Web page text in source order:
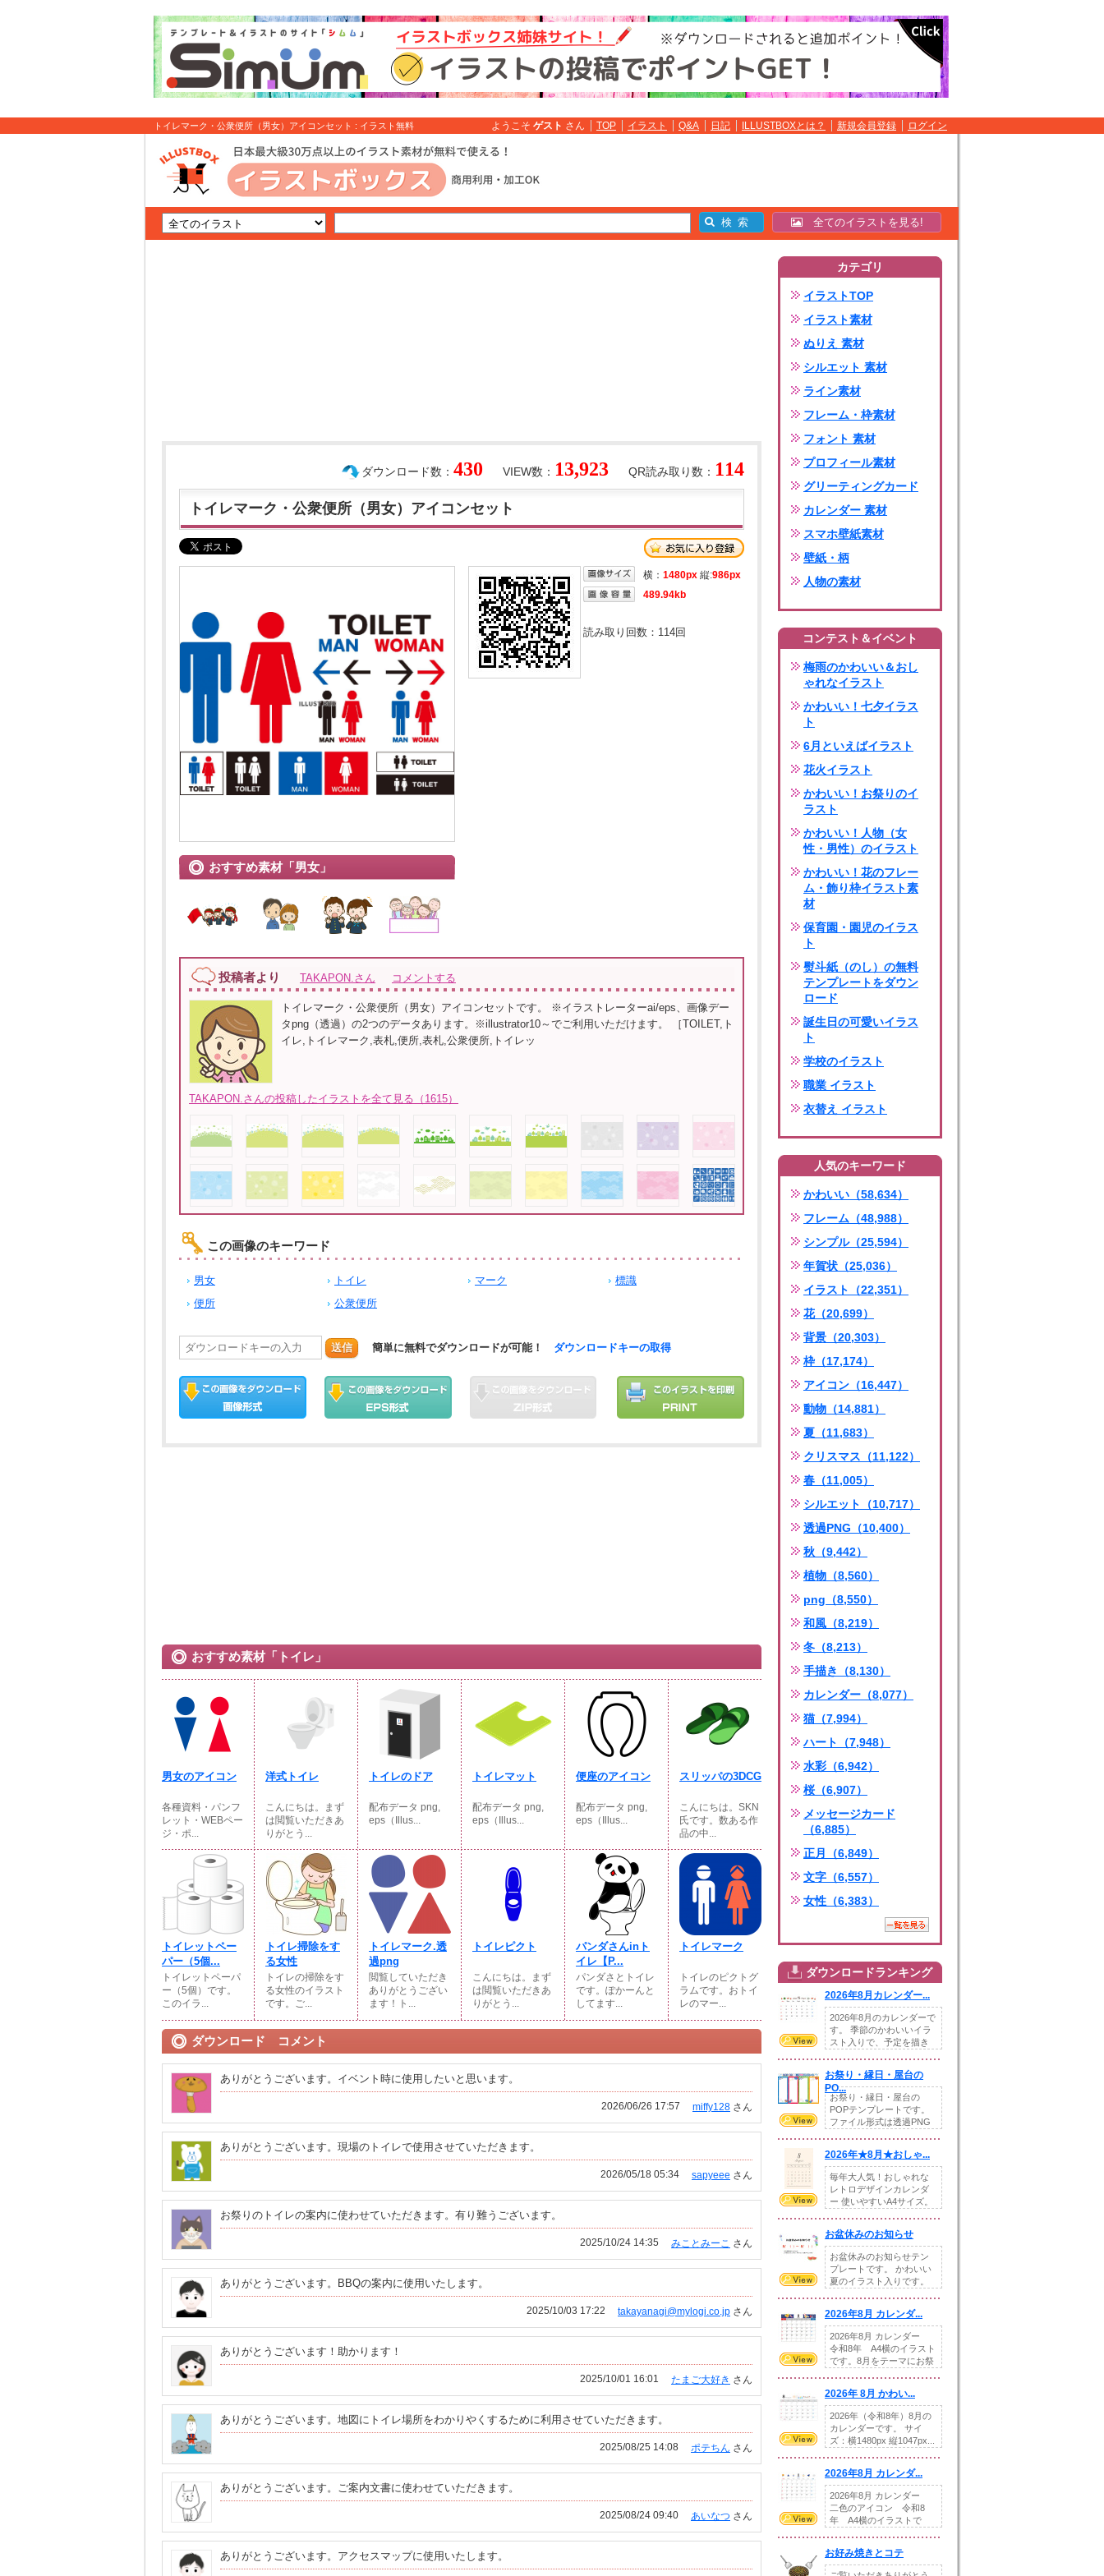
トイレマーク・公衆便所（男女）アイコンセット : イラスト無料 ようこそ ゲスト さん TOP イラスト Q&A 日記 ILLUSTBOXとは？ 新規会員登録 ログイン
全てのイラストを見る!
QR読み取り数： 114
VIEW数： 13,923
ダウンロード数： 430
トイレマーク・公衆便所（男女）アイコンセット
おすすめ素材「男女」
横： 1480px 縦:986px
489.94kb
読み取り回数： 114回
投稿者より TAKAPON.さん コメントする
トイレマーク・公衆便所（男女）アイコンセットです。 ※イラストレーターai/eps、画像デー
タpng（透過）の2つのデータあります。※illustrator10～でご利用いただけます。 ［TOILET,ト
イレ,トイレマーク,表札,便所,表札,公衆便所,トイレッ
TAKAPON.さんの投稿したイラストを全て見る（1615）
この画像のキーワード
男女 トイレ マーク
標識
便所
公衆便所
送信 簡単に無料でダウンロードが可能！ ダウンロードキーの取得
おすすめ素材「トイレ」
男女のアイコン
各種資料・パンフ
レット・WEBペー
ジ・ポ...
洋式トイレ
こんにちは。まず
は閲覧いただきあ
りがとう...
トイレのドア
配布データ png,
eps（Illus...
トイレマット
配布データ png,
eps（Illus...
便座のアイコン
配布データ png,
eps（Illus...
スリッパの3DCG
こんにちは。SKN
氏です。数ある作
品の中...
トイレットペー
パー（5個...
トイレットペーパ
ー（5個）です。
このイラ...
トイレ掃除をす
る女性
トイレの掃除をす
る女性のイラスト
です。ご...
トイレマーク.透
過png
閲覧していただき
ありがとうござい
ます！ト...
トイレピクト
こんにちは。まず
は閲覧いただきあ
りがとう...
パンダさんinト
イレ【P...
パンダさとトイレ
です。ぽかーんと
してます...
トイレマーク
トイレのピクトグ
ラムです。おトイ
レのマー...
ダウンロード コメント
ありがとうございます。イベント時に使用したいと思います。
miffy128 さん
2026/06/26 17:57
ありがとうございます。現場のトイレで使用させていただきます。
sapyeee さん
2026/05/18 05:34
お祭りのトイレの案内に使わせていただきます。有り難うございます。
みことみーこ さん
2025/10/24 14:35
ありがとうございます。BBQの案内に使用いたします。
takayanagi@mylogi.co.jp さん
2025/10/03 17:22
ありがとうございます！助かります！
たまご大好き さん
2025/10/01 16:01
ありがとうございます。地図にトイレ場所をわかりやくするために利用させていただきます。
ポテちん さん
2025/08/25 14:08
ありがとうございます。ご案内文書に使わせていただきます。
あいなつ さん
2025/08/24 09:40
ありがとうございます。アクセスマップに使用いたします。
カテゴリ
イラストTOP
イラスト素材
ぬりえ 素材
シルエット 素材
ライン素材
フレーム・枠素材
フォント 素材
プロフィール素材
グリーティングカード
カレンダー 素材
スマホ壁紙素材
壁紙・柄
人物の素材
コンテスト＆イベント
梅雨のかわいい＆おし
ゃれなイラスト
かわいい！七夕イラス
ト
6月といえばイラスト
花火イラスト
かわいい！お祭りのイ
ラスト
かわいい！人物（女
性・男性）のイラスト
かわいい！花のフレー
ム・飾り枠イラスト素
材
保育園・園児のイラス
ト
熨斗紙（のし）の無料
テンプレートをダウン
ロード
誕生日の可愛いイラス
ト
学校のイラスト
職業 イラスト
衣替え イラスト
人気のキーワード
かわいい（58,634）
フレーム（48,988）
シンプル（25,594）
年賀状（25,036）
イラスト（22,351）
花（20,699）
背景（20,303）
枠（17,174）
アイコン（16,447）
動物（14,881）
夏（11,683）
クリスマス（11,122）
春（11,005）
シルエット（10,717）
透過PNG（10,400）
秋（9,442）
植物（8,560）
png（8,550）
和風（8,219）
冬（8,213）
手描き（8,130）
カレンダー（8,077）
猫（7,994）
ハート（7,948）
水彩（6,942）
桜（6,907）
メッセージカード
（6,885）
正月（6,849）
文字（6,557）
女性（6,383）
ダウンロードランキング
2026年8月カレンダー...
2026年8月のカレンダーで
す。 季節のかわいいイラ
スト入りで、予定を描き
お祭り・縁日・屋台の
PO...
お祭り・縁日・屋台の
POPテンプレートです。
ファイル形式は透過PNG
2026年★8月★おしゃ...
毎年大人気！おしゃれな
レトロデザインカレンダ
ー 使いやすいA4サイズ。
お盆休みのお知らせ
お盆休みのお知らせテン
プレートです。 かわいい
夏のイラスト入りです。
2026年8月 カレンダ...
2026年8月 カレンダー
令和8年 A4横のイラスト
です。8月をテーマにお祭
2026年 8月 かわい...
2026年（令和8年）8月の
カレンダーです。 サイ
ズ：横1480px 縦1047px...
2026年8月 カレンダ...
2026年8月 カレンダー
二色のアイコン 令和8
年 A4横のイラストで
お好み焼きとコテ